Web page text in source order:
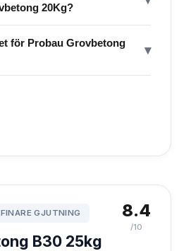
20Kg?
för Probau Grovbetong
▾
GJUTNING
B30 25kg
8.4
/10